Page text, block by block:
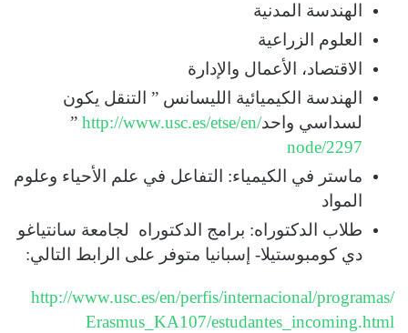
الهندسة المدنية
العلوم الزراعية
الاقتصاد، الأعمال والإدارة
الهندسة الكيميائية الليسانس ” التنقل يكون
لسداسي واحد
” http://www.usc.es/etse/en/
node/2297
ماستر في الكيمياء: التفاعل في علم الأحياء وعلوم
المواد
طلاب الدكتوراه: برامج الدكتوراه
لجامعة سانتياغو
دي كومبوستيلا- إسبانيا متوفر على الرابط التالي:
http://www.usc.es/en/perfis/internacional/programas/
Erasmus_KA107/estudantes_ incoming.html